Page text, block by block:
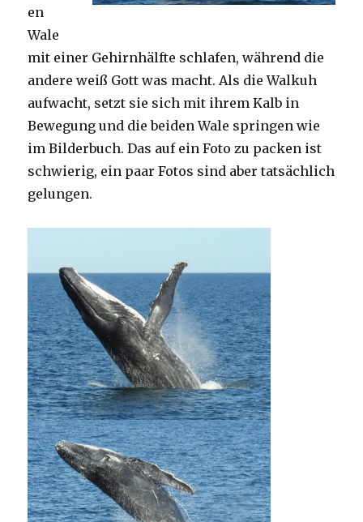
en
Wale
mit einer Gehirnhälfte schlafen, während die
andere weiß Gott was macht. Als die Walkuh
aufwacht, setzt sie sich mit ihrem Kalb in
Bewegung und die beiden Wale springen wie
im Bilderbuch. Das auf ein Foto zu packen ist
schwierig, ein paar Fotos sind aber tatsächlich
gelungen.